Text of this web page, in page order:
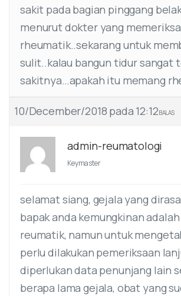
sakit pada bagian pinggang
menurut dokter yang
rheumatik..sekarang untuk
sulit..kalau bangun tidur sangat
sakitnya…apakah itu memang
10/December/2018 pada 12:12BALAS
admin-reumatologi
Keymaster
selamat siang, gejala yang
bapak anda kemungkinan
reumatik, namun untuk
perlu dilakukan pemeriksaan
diperlukan data penunjang lain
berapa lama gejala, obat yang